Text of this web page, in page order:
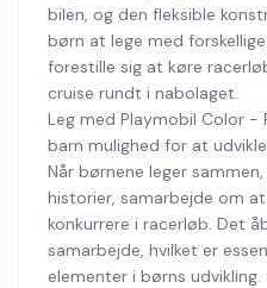
bilen, og den fleksible
børn at lege med
forestille sig at køre
cruise rundt i nabolaget.
Leg med Playmobil Color -
barn mulighed for at
Når børnene leger
historier, samarbejde om
konkurrere i racerløb. Det
samarbejde, hvilket er
elementer i børns